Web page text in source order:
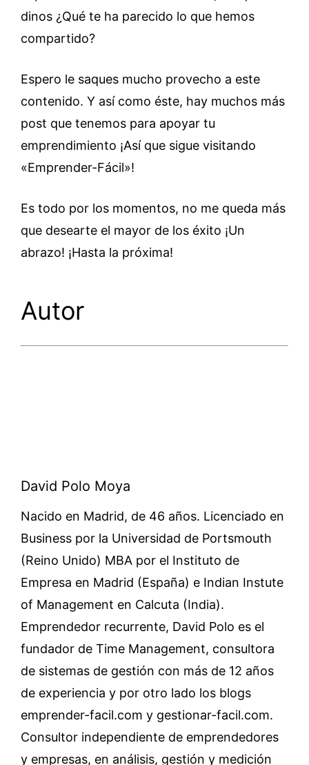
dinos ¿Qué te ha parecido lo que hemos
compartido?
Espero le saques mucho provecho a este
contenido. Y así como éste, hay muchos más
post que tenemos para apoyar tu
emprendimiento ¡Así que sigue visitando
«Emprender-Fácil»!
Es todo por los momentos, no me queda más
que desearte el mayor de los éxito ¡Un
abrazo! ¡Hasta la próxima!
Autor
David Polo Moya
Nacido en Madrid, de 46 años. Licenciado en
Business por la Universidad de Portsmouth
(Reino Unido) MBA por el Instituto de
Empresa en Madrid (España) e Indian Instute
of Management en Calcuta (India).
Emprendedor recurrente, David Polo es el
fundador de Time Management, consultora
de sistemas de gestión con más de 12 años
de experiencia y por otro lado los blogs
emprender-facil.com y gestionar-facil.com.
Consultor independiente de emprendedores
y empresas, en análisis, gestión y medición